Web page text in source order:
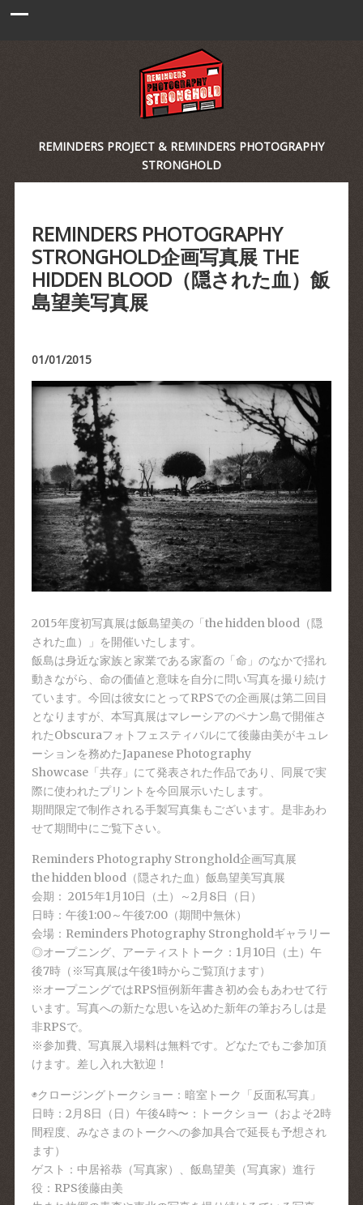
REMINDERS PROJECT & REMINDERS PHOTOGRAPHY
STRONGHOLD
REMINDERS PHOTOGRAPHY
STRONGHOLD企画写真展 THE
HIDDEN BLOOD（隠された血）飯
島望美写真展
01/01/2015
2015年度初写真展は飯島望美の「the hidden blood（隠
された血）」を開催いたします。
飯島は身近な家族と家業である家畜の「命」のなかで揺れ
動きながら、命の価値と意味を自分に問い写真を撮り続け
ています。今回は彼女にとってRPSでの企画展は第二回目
となりますが、本写真展はマレーシアのペナン島で開催さ
れたObscuraフォトフェスティバルにて後藤由美がキュレ
ーションを務めたJapanese Photography
Showcase「共存」にて発表された作品であり、同展で実
際に使われたプリントを今回展示いたします。
期間限定で制作される手製写真集もございます。是非あわ
せて期間中にご覧下さい。
Reminders Photography Stronghold企画写真展
the hidden blood（隠された血）飯島望美写真展
会期： 2015年1月10日（土）～2月8日（日）
日時：午後1:00～午後7:00（期間中無休）
会場：Reminders Photography Strongholdギャラリー
◎オープニング、アーティストトーク：1月10日（土）午
後7時（※写真展は午後1時からご覧頂けます）
※オープニングではRPS恒例新年書き初め会もあわせて行
います。写真への新たな思いを込めた新年の筆おろしは是
非RPSで。
※参加費、写真展入場料は無料です。どなたでもご参加頂
けます。差し入れ大歓迎！
◉クロージングトークショー：暗室トーク「反面私写真」
日時：2月8日（日）午後4時〜：トークショー（およそ2時
間程度、みなさまのトークへの参加具合で延長も予想され
ます）
ゲスト：中居裕恭（写真家）、飯島望美（写真家）進行
役：RPS後藤由美